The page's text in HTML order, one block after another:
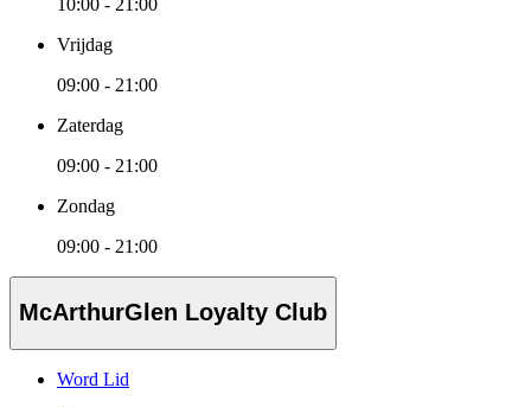
Vrijdag
09:00 - 21:00
Zaterdag
09:00 - 21:00
Zondag
09:00 - 21:00
McArthurGlen Loyalty Club
Word Lid